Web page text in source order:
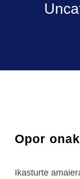
Opor
Ikasturte